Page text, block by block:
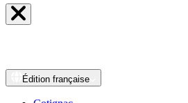
Édition française